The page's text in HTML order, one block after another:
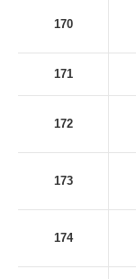
170
171
172
173
174